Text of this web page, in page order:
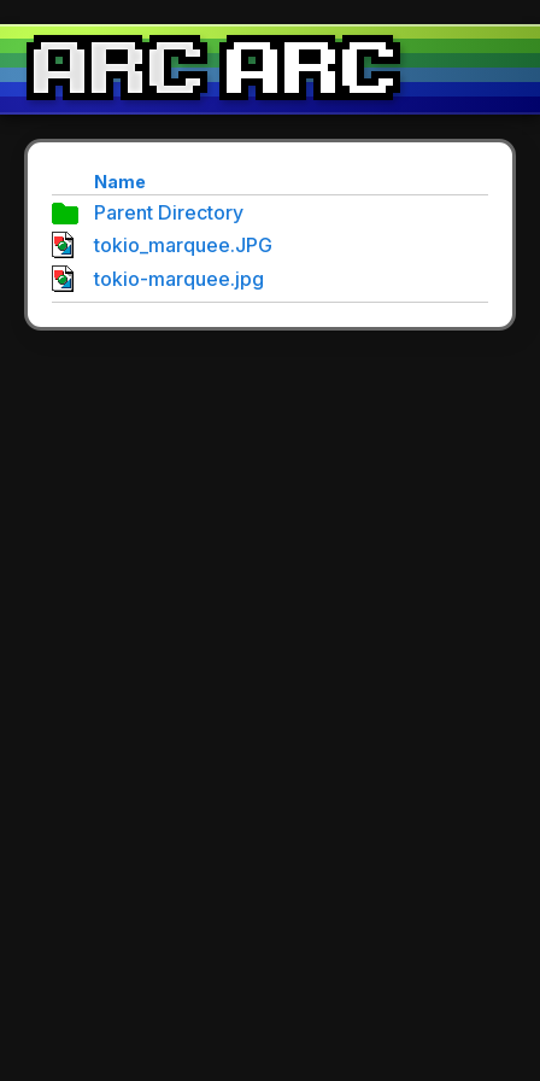
Name
Parent Directory
tokio_marquee.JPG
tokio-marquee.jpg